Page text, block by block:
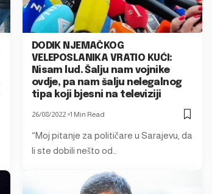
DODIK NJEMAČKOG
VELEPOSLANIKA VRATIO KUĆI:
Nisam lud. Šalju nam vojnike
ovdje, pa nam šalju nelegalnog
tipa koji bjesni na televiziji
26/08/2022 1 Min Read
“Moj pitanje za političare u Sarajevu, da
li ste dobili nešto od…